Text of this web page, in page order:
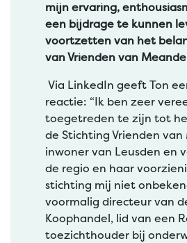
mijn ervaring,
een bijdrage te kunnen
voortzetten van het
van Vrienden van
Via LinkedIn geeft Ton
reactie: “Ik ben zeer
toegetreden te zijn tot
de Stichting Vrienden van
inwoner van Leusden en
de regio en haar
stichting mij niet
voormalig directeur van
Koophandel, lid van een
toezichthouder bij